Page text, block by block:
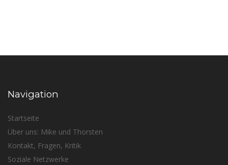
Navigation
Startseite
Über uns: Mike und Thorsten
Kontakt, Fragen, Kritik
Soziale Netzwerke